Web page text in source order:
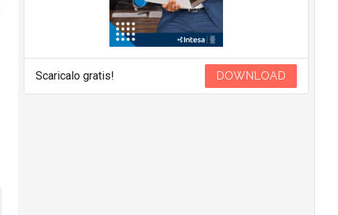
Scaricalo gratis! DOWNLOAD